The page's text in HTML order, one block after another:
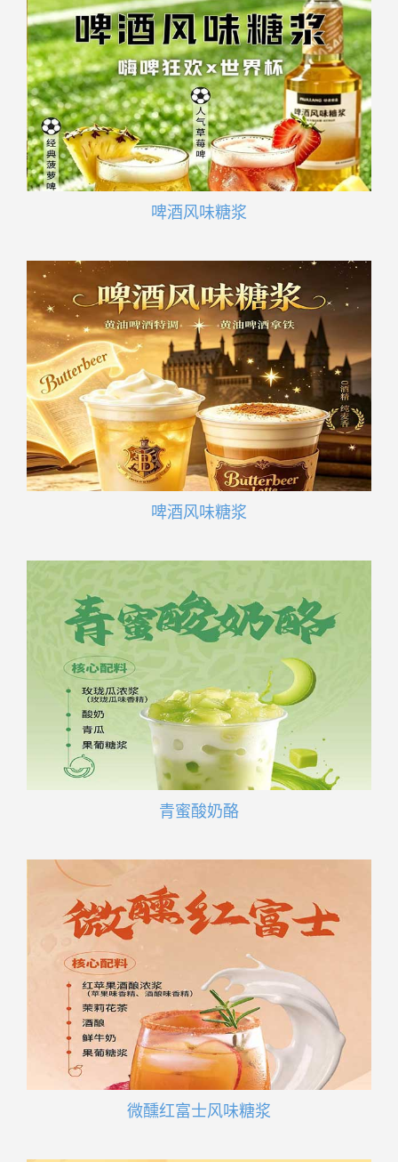
啤酒风味糖浆
啤酒风味糖浆
青蜜酸奶酪
微醺红富士风味糖浆